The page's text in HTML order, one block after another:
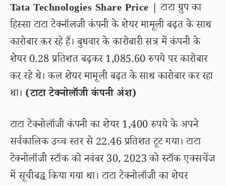
Tata Technologies Share Price | टाटा ग्रुप का
हिस्सा टाटा टेक्नॉलजी कंपनी के शेयर मामूली बढ़त के साथ
कारोबार कर रहे हैं। बुधवार के कारोबारी सत्र में कंपनी के
शेयर 0.28 प्रतिशत बढ़कर 1,085.60 रुपये पर कारोबार
कर रहे थे। कल शेयर मामूली बढ़त के साथ कारोबार कर रहा
था। (टाटा टेक्नोलॉजी कंपनी अंश)
टाटा टेक्नोलॉजी कंपनी का शेयर 1,400 रुपये के अपने
सर्वकालिक उच्च स्तर से 22.46 प्रतिशत टूट गया। टाटा
टेक्नोलॉजी स्टॉक को नवंबर 30, 2023 को स्टॉक एक्सचेंज
में सूचीबद्ध किया गया था। टाटा टेक्नोलॉजी का शेयर